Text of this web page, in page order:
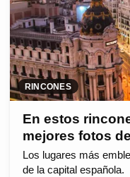
RINCONES
En estos
mejores fotos
Los lugares más
de la capital española.